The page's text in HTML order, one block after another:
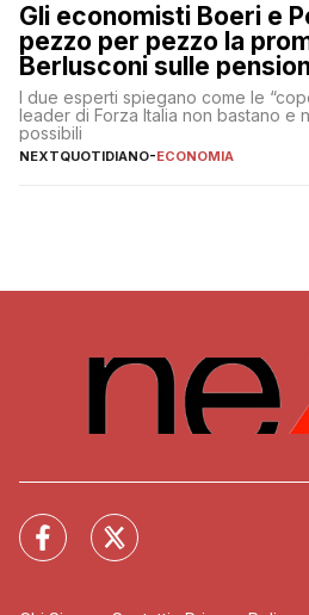
Gli economisti Boeri e
pezzo per pezzo la
Berlusconi sulle
I due esperti spiegano come le
leader di Forza Italia non bastano e
possibili
NEXTQUOTIDIANO-ECONOMIA